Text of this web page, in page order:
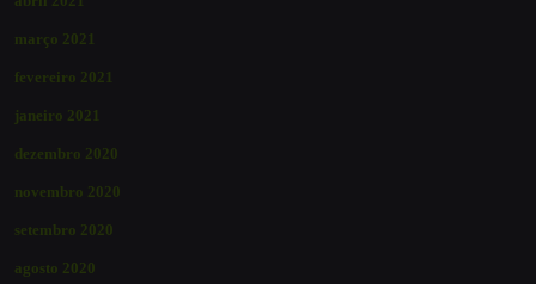
março 2021
fevereiro 2021
janeiro 2021
dezembro 2020
novembro 2020
setembro 2020
agosto 2020